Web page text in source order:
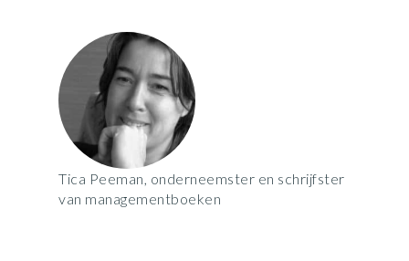
Tica Peeman, onderneemster en schrijfster
van managementboeken